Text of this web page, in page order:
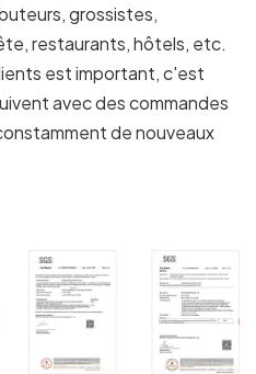
grossistes,
restaurants, hôtels, etc.
est important, c'est
avec des commandes
de nouveaux